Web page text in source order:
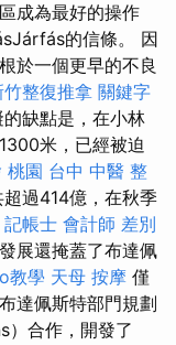
成為最好的操作
的信條。 因
於一個更早的不良
竹整復推拿 關鍵字
缺點是，在小林
米，已經被迫
桃園 台中 中醫 整
過414億，在秋季
記帳士 會計師 差別
展還掩蓋了布達佩
教學 天母 按摩 僅
達佩斯特部門規劃
）合作，開發了